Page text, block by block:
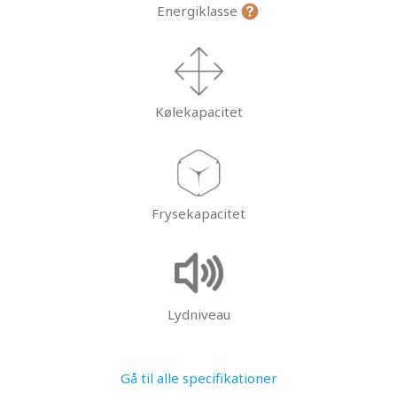
Energiklasse
Kølekapacitet
Frysekapacitet
Lydniveau
Gå til alle specifikationer